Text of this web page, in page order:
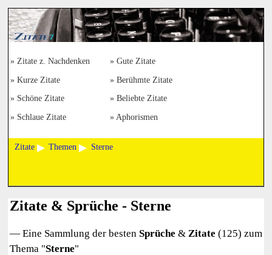
Zitate z. Nachdenken Gute Zitate
Kurze Zitate Berühmte Zitate
Schöne Zitate Beliebte Zitate
Schlaue Zitate Aphorismen
Zitate Themen Sterne
Zitate & Sprüche - Sterne
— Eine Sammlung der bestenSprüche &Zitate (125) zum
Thema "Sterne"